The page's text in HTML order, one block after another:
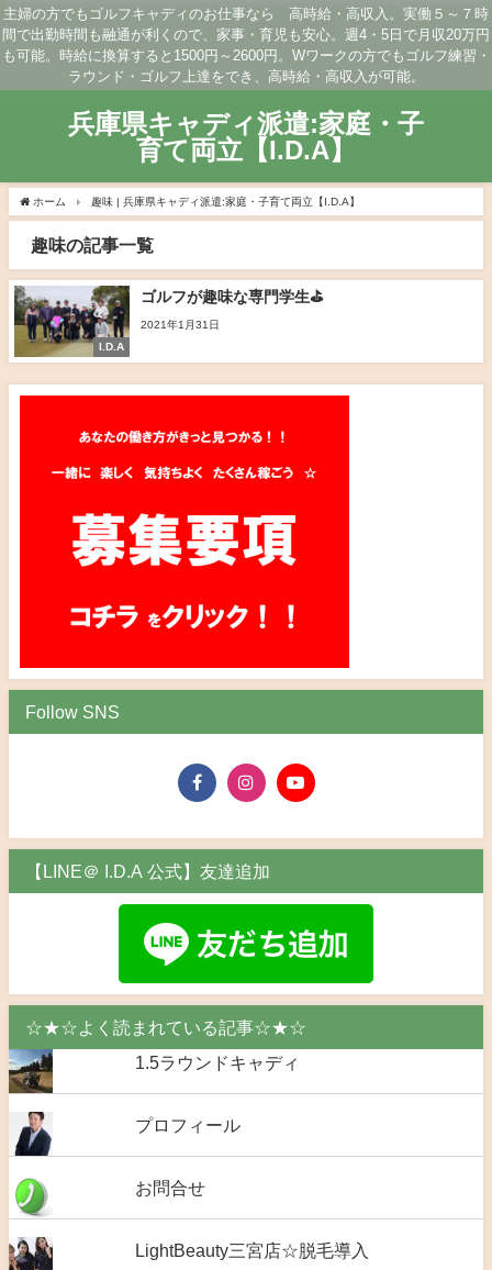
主婦の方でもゴルフキャディのお仕事なら 高時給・高収入。実働５～７時
間で出勤時間も融通が利くので、家事・育児も安心。週4・5日で月収20万円
も可能。時給に換算すると1500円～2600円。Wワークの方でもゴルフ練習・
ラウンド・ゴルフ上達をでき、高時給・高収入が可能。
兵庫県キャディ派遣:家庭・子
育て両立【I.D.A】
ホーム 趣味 | 兵庫県キャディ派遣:家庭・子育て両立【I.D.A】
趣味の記事一覧
I.D.A
ゴルフが趣味な専門学生⛳
2021年1月31日
Follow SNS
【LINE＠ I.D.A 公式】友達追加
☆★☆よく読まれている記事☆★☆
1.5ラウンドキャディ
プロフィール
お問合せ
LightBeauty三宮店☆脱毛導入